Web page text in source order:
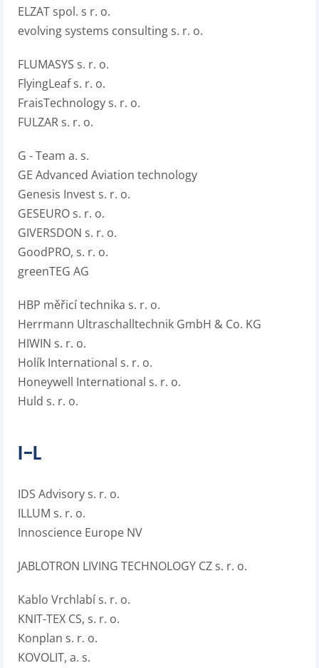
ELZAT spol. s r. o.
evolving systems consulting s. r. o.
FLUMASYS s. r. o.
FlyingLeaf s. r. o.
FraisTechnology s. r. o.
FULZAR s. r. o.
G - Team a. s.
GE Advanced Aviation technology
Genesis Invest s. r. o.
GESEURO s. r. o.
GIVERSDON s. r. o.
GoodPRO, s. r. o.
greenTEG AG
HBP měřicí technika s. r. o.
Herrmann Ultraschalltechnik GmbH & Co. KG
HIWIN s. r. o.
Holík International s. r. o.
Honeywell International s. r. o.
Huld s. r. o.
I–L
IDS Advisory s. r. o.
ILLUM s. r. o.
Innoscience Europe NV
JABLOTRON LIVING TECHNOLOGY CZ s. r. o.
Kablo Vrchlabí s. r. o.
KNIT-TEX CS, s. r. o.
Konplan s. r. o.
KOVOLIT, a. s.